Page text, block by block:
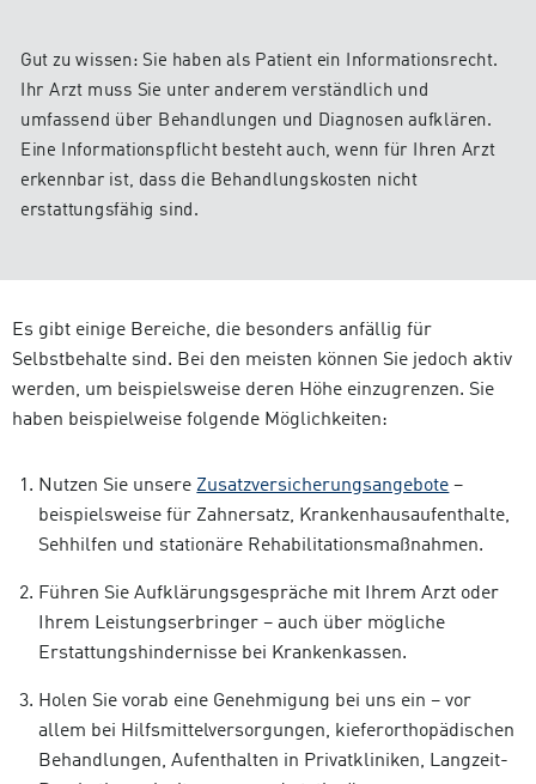
Gut zu wissen: Sie haben als Patient ein Informationsrecht.
Ihr Arzt muss Sie unter anderem verständlich und
umfassend über Behandlungen und Diagnosen aufklären.
Eine Informationspflicht besteht auch, wenn für Ihren Arzt
erkennbar ist, dass die Behandlungskosten nicht
erstattungsfähig sind.
Es gibt einige Bereiche, die besonders anfällig für
Selbstbehalte sind. Bei den meisten können Sie jedoch aktiv
werden, um beispielsweise deren Höhe einzugrenzen. Sie
haben beispielweise folgende Möglichkeiten:
Nutzen Sie unsereZusatzversicherungsangebote –
beispielsweise für Zahnersatz, Krankenhausaufenthalte,
Sehhilfen und stationäre Rehabilitationsmaßnahmen.
Führen Sie Aufklärungsgespräche mit Ihrem Arzt oder
Ihrem Leistungserbringer – auch über mögliche
Erstattungshindernisse bei Krankenkassen.
Holen Sie vorab eine Genehmigung bei uns ein – vor
allem bei Hilfsmittelversorgungen, kieferorthopädischen
Behandlungen, Aufenthalten in Privatkliniken, Langzeit-